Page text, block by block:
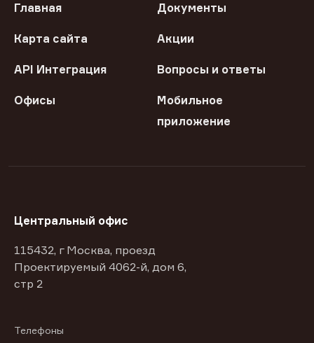
Главная Документы
Карта сайта Акции
API Интеграция Вопросы и ответы
Офисы
Мобильное
приложение
Центральный офис
115432, г Москва, проезд
Проектируемый 4062-й, дом 6,
стр 2
Телефоны